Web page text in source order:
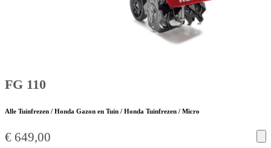
FG 110
Alle Tuinfrezen / Honda Gazon en Tuin / Honda Tuinfrezen / Micro
€ 649,00